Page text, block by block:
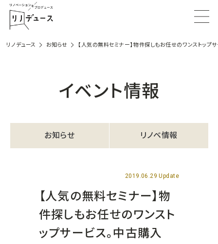
リノデュース お知らせ 【人気の無料セミナー】物件探しもお任せのワンストップ
イベント情報
お知らせ リノベ情報
2019.06.29 Update
【人気の無料セミナー】物
件探しもお任せのワンスト
ップサービス。中古購入